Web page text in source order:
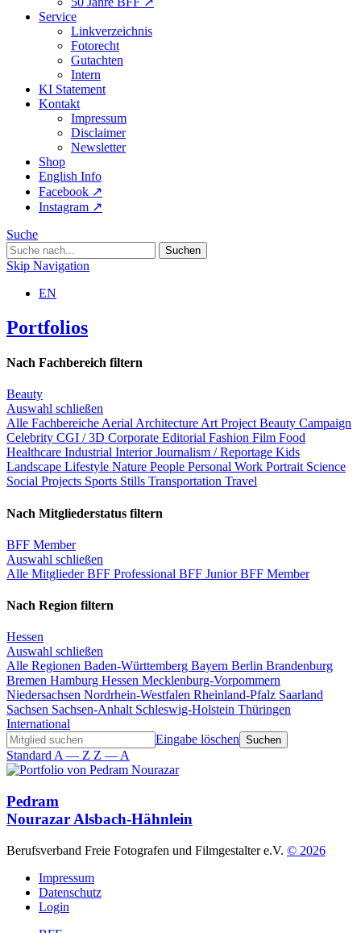
Service
Linkverzeichnis
Fotorecht
Gutachten
Intern
KI Statement
Kontakt
Impressum
Disclaimer
Newsletter
Shop
English Info
Facebook ↗︎
Instagram ↗︎
Suche
Skip Navigation
EN
Portfolios
Nach Fachbereich filtern
Beauty
Auswahl schließen
Alle Fachbereiche Aerial Architecture Art Project Beauty Campaign
Celebrity CGI / 3D Corporate Editorial Fashion Film Food
Healthcare Industrial InteriorJournalism / Reportage Kids
Landscape Lifestyle Nature People Personal Work Portrait Science
Social Projects Sports Stills Transportation Travel
Nach Mitgliederstatus filtern
BFF Member
Auswahl schließen
Alle MitgliederBFF Professional BFF JuniorBFF Member
Nach Region filtern
Hessen
Auswahl schließen
Alle Regionen Baden-Württemberg Bayern Berlin Brandenburg
Bremen Hamburg Hessen Mecklenburg-Vorpommern
Niedersachsen Nordrhein-Westfalen Rheinland-Pfalz Saarland
Sachsen Sachsen-Anhalt Schleswig-Holstein Thüringen
International
Eingabe löschen
Standard A — Z Z — A
Pedram
Nourazar Alsbach-Hähnlein
Berufsverband Freie Fotografen und Filmgestalter e.V. © 2026
Impressum
Datenschutz
Login